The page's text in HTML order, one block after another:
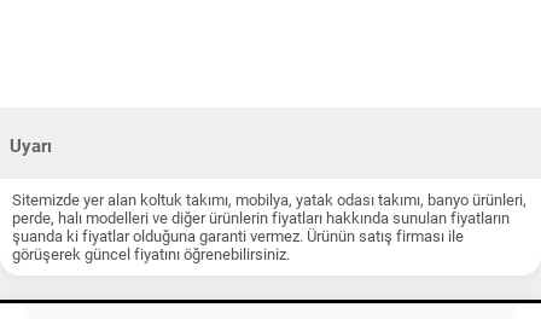
Uyarı
Sitemizde yer alan koltuk takımı, mobilya, yatak odası takımı, banyo ürünleri,
perde, halı modelleri ve diğer ürünlerin fiyatları hakkında sunulan fiyatların
şuanda ki fiyatlar olduğuna garanti vermez. Ürünün satış firması ile
görüşerek güncel fiyatını öğrenebilirsiniz.